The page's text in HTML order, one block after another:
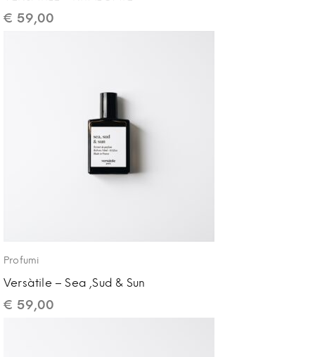
€ 59,00
Profumi
Versàtile – Sea ,Sud & Sun
€ 59,00